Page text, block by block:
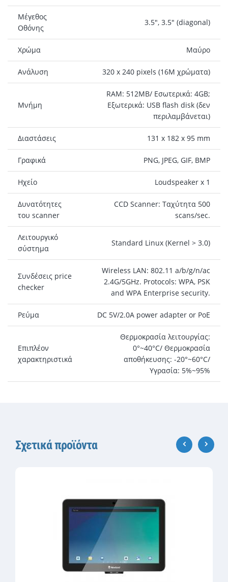
Μέγεθος
Οθόνης
3.5", 3.5" (diagonal)
Χρώμα Μαύρο
Ανάλυση 320 x 240 pixels (16M χρώματα)
Μνήμη
RAM: 512MB/ Εσωτερικά: 4GB;
Εξωτερικά: USB flash disk (δεν
περιλαμβάνεται)
Διαστάσεις 131 x 182 x 95 mm
Γραφικά PNG, JPEG, GIF, BMP
Ηχείο Loudspeaker x 1
Δυνατότητες
του scanner
CCD Scanner: Ταχύτητα 500
scans/sec.
Λειτουργικό
σύστημα
Standard Linux (Kernel > 3.0)
Συνδέσεις price
checker
Wireless LAN: 802.11 a/b/g/n/ac
2.4G/5GHz. Protocols: WPA, PSK
and WPA Enterprise security.
Ρεύμα DC 5V/2.0A power adapter or PoE
Επιπλέον
χαρακτηριστικά
Θερμοκρασία λειτουργίας:
0°~40°C/ Θερμοκρασία
αποθήκευσης: -20°~60°C/
Υγρασία: 5%~95%
Σχετικά προϊόντα